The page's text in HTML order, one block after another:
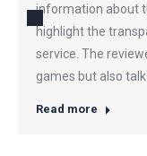
information about
highlight the
service. The
games but also
Read more